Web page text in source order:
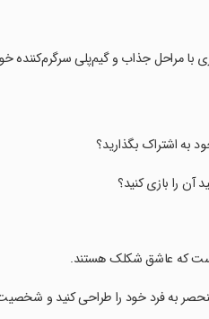
با مراحل جذاب و گیم‌پلی سرگرم‌کننده
به اشتراک بگذارید؟
به فرد خود را طراحی کنید و